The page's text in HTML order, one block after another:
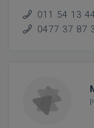
011 54 13
0477 37 87